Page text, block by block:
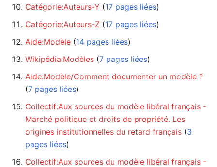
Catégorie:Auteurs-Y ‏‎ (17 pages liées)
Catégorie:Auteurs-Z ‏‎ (17 pages liées)
Aide:Modèle ‏‎ (14 pages liées)
Wikipédia:Modèles ‏‎ (7 pages liées)
Aide:Modèle/Comment documenter un modèle ?
(7 pages liées)
Collectif:Aux sources du modèle libéral français -
Marché politique et droits de propriété. Les
origines institutionnelles du retard français ‏‎ (3
pages liées)
Collectif:Aux sources du modèle libéral français -